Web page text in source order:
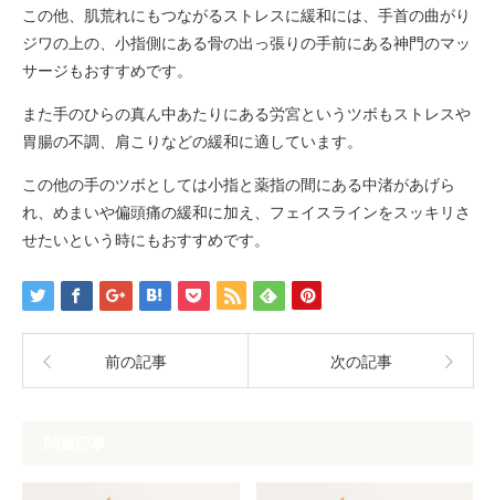
この他、肌荒れにもつながるストレスに緩和には、手首の曲がり
ジワの上の、小指側にある骨の出っ張りの手前にある神門のマッ
サージもおすすめです。
また手のひらの真ん中あたりにある労宮というツボもストレスや
胃腸の不調、肩こりなどの緩和に適しています。
この他の手のツボとしては小指と薬指の間にある中渚があげら
れ、めまいや偏頭痛の緩和に加え、フェイスラインをスッキリさ
せたいという時にもおすすめです。
前の記事 次の記事